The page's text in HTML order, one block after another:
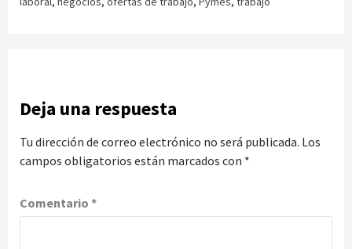
Deja una respuesta
Tu dirección de correo electrónico no será publicada. Los
campos obligatorios están marcados con *
Comentario *